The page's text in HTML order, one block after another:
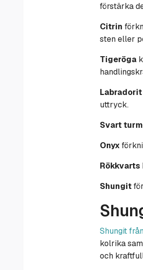
förstärka
Citrin
sten eller
Tigeröga
Labradorit
uttryck.
Svart
Onyx
Rökkvarts
Shungit
Shungit
kolrika
och